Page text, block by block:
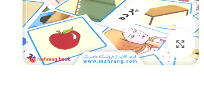
بزرگنمایی تصویر